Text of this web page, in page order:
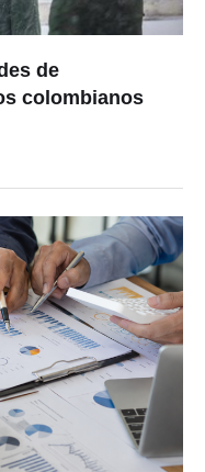
de
colombianos